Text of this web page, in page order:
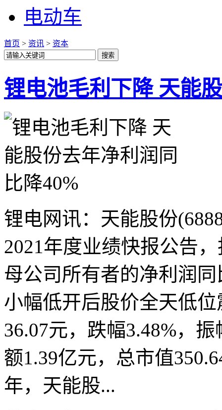
电动车
首页 > 资讯 > 资本
锂电池毛利下降 天能
锂电网讯：天能股份
2021年度业绩快报公告
母公司所有者的净利润
小幅低开后股价全天低
36.07元，跌幅3.48%，
额1.39亿元，总市值
年，天能股...